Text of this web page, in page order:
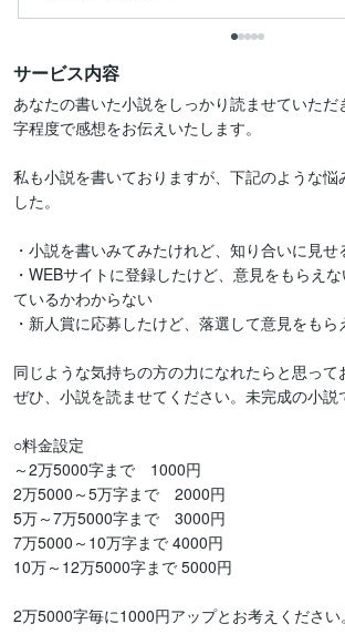
サービス内容
あなたの書いた小説をしっかり読ませていた
字程度で感想をお伝えいたします。
私も小説を書いておりますが、下記のような悩
した。
・小説を書いみてみたけれど、知り合いに見
・WEBサイトに登録したけど、意見をもらえ
ているかわからない
・新人賞に応募したけど、落選して意見をもら
同じような気持ちの方の力になれたらと思って
ぜひ、小説を読ませてください。未完成の小説
○料金設定
～2万5000字まで　1000円
2万5000～5万字まで　2000円
5万～7万5000字まで　3000円
7万5000～10万字まで 4000円
10万～12万5000字まで 5000円
2万5000字毎に1000円アップとお考えください。